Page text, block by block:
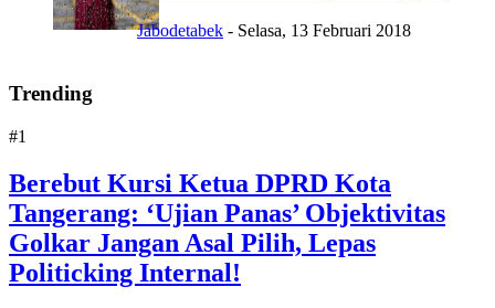
Jabodetabek - Selasa, 13 Februari 2018
Trending
#1
Berebut Kursi Ketua DPRD Kota
Tangerang: ‘Ujian Panas’ Objektivitas
Golkar Jangan Asal Pilih, Lepas
Politicking Internal!